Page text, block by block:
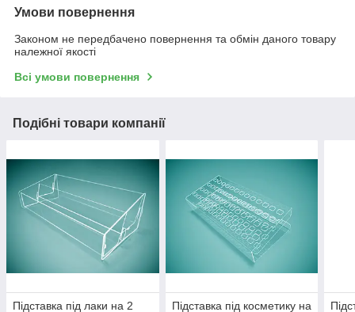
Умови повернення
Законом не передбачено повернення та обмін даного товару
належної якості
Всі умови повернення
Подібні товари компанії
Підставка під лаки на 2
Підставка під косметику на